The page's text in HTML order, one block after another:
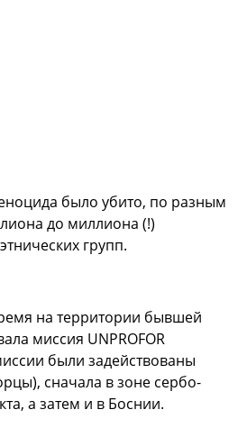
было убито, по разным
до миллиона (!)
групп.
на территории бывшей
миссия UNPROFOR
были задействованы
сначала в зоне сербо-
а затем и в Боснии.